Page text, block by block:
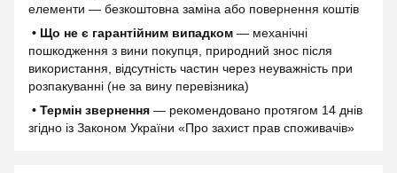
елементи — безкоштовна заміна або повернення коштів
• Що не є гарантійним випадком — механічні
пошкодження з вини покупця, природний знос після
використання, відсутність частин через неуважність при
розпакуванні (не за вину перевізника)
• Термін звернення — рекомендовано протягом 14 днів
згідно із Законом України «Про захист прав споживачів»